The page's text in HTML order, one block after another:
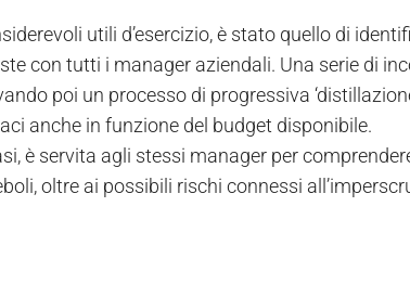
utili d’esercizio, è stato quello di
con tutti i manager aziendali. Una serie di
poi un processo di progressiva
anche in funzione del budget disponibile.
è servita agli stessi manager per
oltre ai possibili rischi connessi